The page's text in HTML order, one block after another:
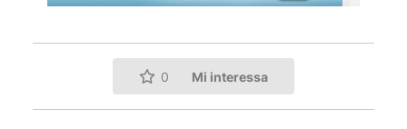
0 Mi interessa